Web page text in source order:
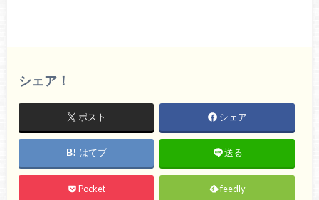
シェア！
ポスト シェア
はてブ 送る
Pocket feedly